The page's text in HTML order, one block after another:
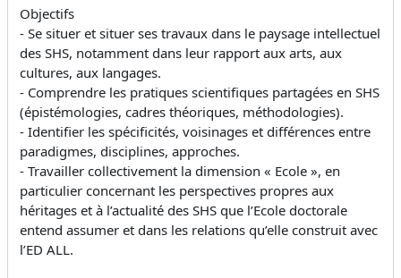
Objectifs
- Se situer et situer ses travaux dans le paysage intellectuel
des SHS, notamment dans leur rapport aux arts, aux
cultures, aux langages.
- Comprendre les pratiques scientifiques partagées en SHS
(épistémologies, cadres théoriques, méthodologies).
- Identifier les spécificités, voisinages et différences entre
paradigmes, disciplines, approches.
- Travailler collectivement la dimension « Ecole », en
particulier concernant les perspectives propres aux
héritages et à l’actualité des SHS que l’Ecole doctorale
entend assumer et dans les relations qu’elle construit avec
l’ED ALL.